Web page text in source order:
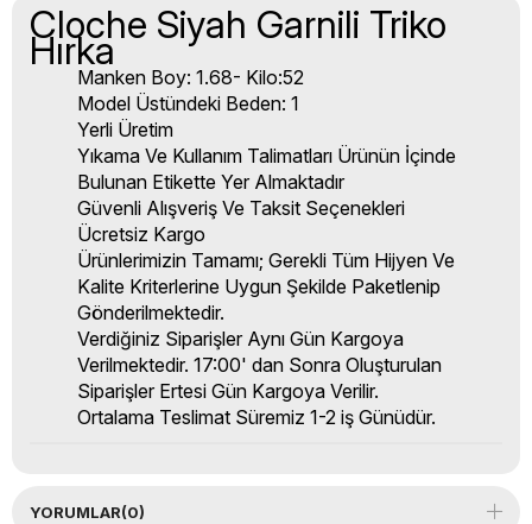
Cloche Siyah Garnili Triko
Hırka
Manken Boy: 1.68- Kilo:52
Model Üstündeki Beden: 1
Yerli Üretim
Yıkama Ve Kullanım Talimatları Ürünün İçinde
Bulunan Etikette Yer Almaktadır
Güvenli Alışveriş Ve Taksit Seçenekleri
Ücretsiz Kargo
Ürünlerimizin Tamamı; Gerekli Tüm Hijyen Ve
Kalite Kriterlerine Uygun Şekilde Paketlenip
Gönderilmektedir.
Verdiğiniz Siparişler Aynı Gün Kargoya
Verilmektedir. 17:00' dan Sonra Oluşturulan
Siparişler Ertesi Gün Kargoya Verilir.
Ortalama Teslimat Süremiz 1-2 iş Günüdür.
YORUMLAR(0)